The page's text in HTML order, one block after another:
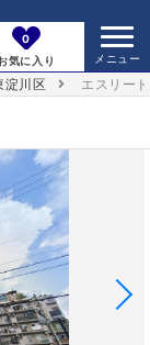
0
気に入り
淀川区 エスリー